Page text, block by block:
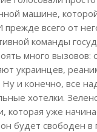
машине,
прежде всего от
команды
много вызовов:
украинцев,
и конечно, все
хотелки.
которая уже
он будет свободен